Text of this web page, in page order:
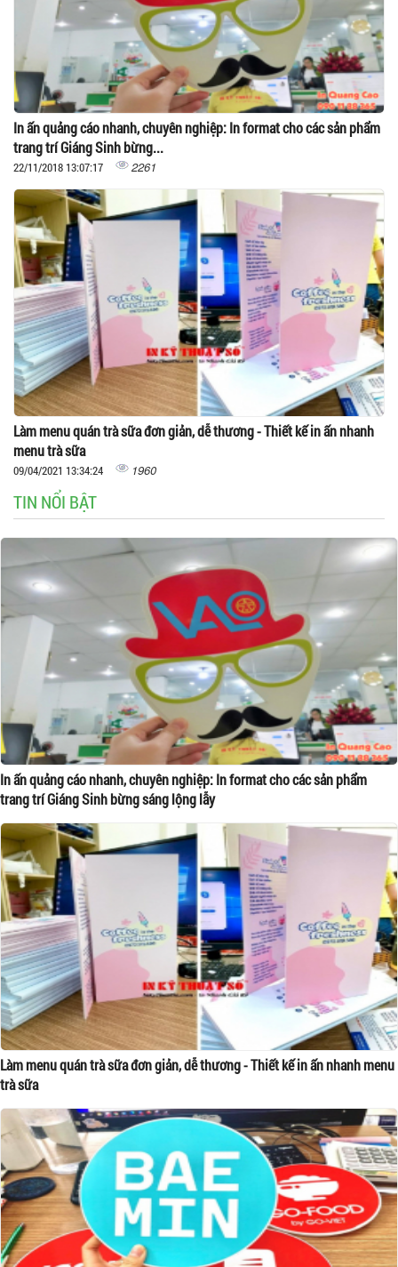
In ấn quảng cáo nhanh, chuyên nghiệp: In format cho các sản phẩm
trang trí Giáng Sinh bừng...
22/11/2018 13:07:17 2261
Làm menu quán trà sữa đơn giản, dễ thương - Thiết kế in ấn nhanh
menu trà sữa
09/04/2021 13:34:24 1960
TIN NỔI BẬT
In ấn quảng cáo nhanh, chuyên nghiệp: In format cho các sản phẩm
trang trí Giáng Sinh bừng sáng lộng lẫy
Làm menu quán trà sữa đơn giản, dễ thương - Thiết kế in ấn nhanh menu
trà sữa